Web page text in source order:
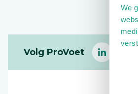
We
Volg ProVoet
linkedin